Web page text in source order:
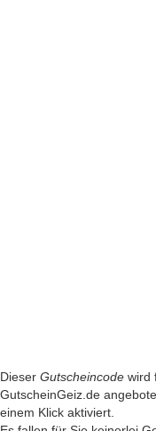
Dieser Gutscheincode wird
GutscheinGeiz.de
einem Klick aktiviert.